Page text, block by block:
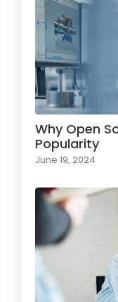
Why Open
Popularity
June 19, 2024